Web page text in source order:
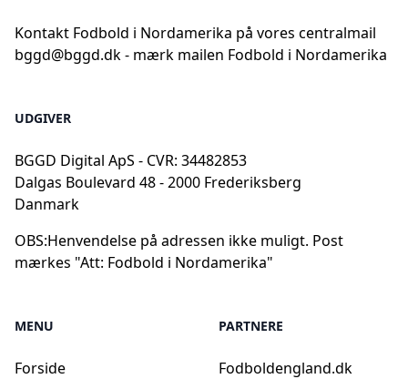
Kontakt Fodbold i Nordamerika på vores centralmail
bggd@bggd.dk- mærk mailen Fodbold i Nordamerika
UDGIVER
BGGD Digital ApS - CVR: 34482853
Dalgas Boulevard 48 - 2000 Frederiksberg
Danmark
OBS:Henvendelse på adressen ikke muligt. Post
mærkes "Att: Fodbold i Nordamerika"
MENU
Forside
PARTNERE
Fodboldengland.dk